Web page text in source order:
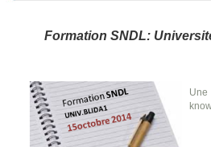
Formation SNDL: